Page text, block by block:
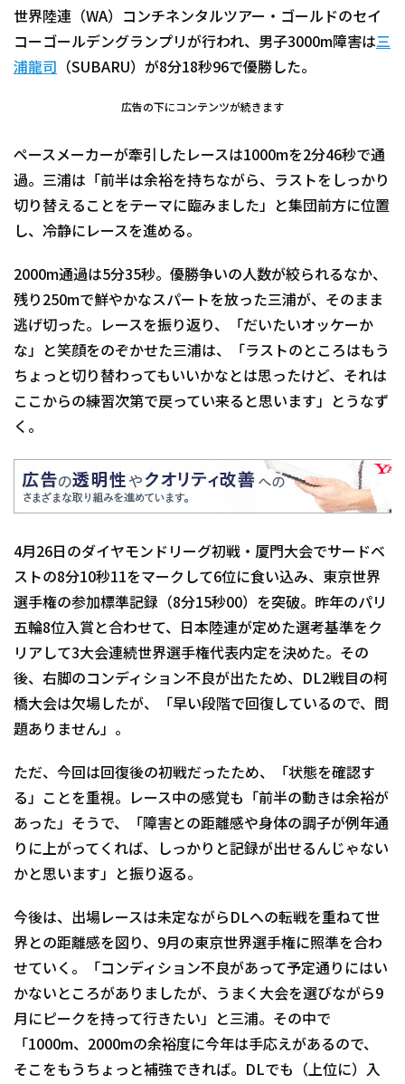
世界陸連（WA）コンチネンタルツアー・ゴールドのセイ
コーゴールデングランプリが行われ、男子3000m障害は三
浦龍司
（SUBARU）が8分18秒96で優勝した。
広告の下にコンテンツが続きます
ペースメーカーが牽引したレースは1000mを2分46秒で通
過。三浦は「前半は余裕を持ちながら、ラストをしっかり
切り替えることをテーマに臨みました」と集団前方に位置
し、冷静にレースを進める。
2000m通過は5分35秒。優勝争いの人数が絞られるなか、
残り250mで鮮やかなスパートを放った三浦が、そのまま
逃げ切った。レースを振り返り、「だいたいオッケーか
な」と笑顔をのぞかせた三浦は、「ラストのところはもう
ちょっと切り替わってもいいかなとは思ったけど、それは
ここからの練習次第で戻ってい来ると思います」とうなず
く。
4月26日のダイヤモンドリーグ初戦・厦門大会でサードベ
ストの8分10秒11をマークして6位に食い込み、東京世界
選手権の参加標準記録（8分15秒00）を突破。昨年のパリ
五輪8位入賞と合わせて、日本陸連が定めた選考基準をク
リアして3大会連続世界選手権代表内定を決めた。その
後、右脚のコンディション不良が出たため、DL2戦目の柯
橋大会は欠場したが、「早い段階で回復しているので、問
題ありません」。
ただ、今回は回復後の初戦だったため、「状態を確認す
る」ことを重視。レース中の感覚も「前半の動きは余裕が
あった」そうで、「障害との距離感や身体の調子が例年通
りに上がってくれば、しっかりと記録が出せるんじゃない
かと思います」と振り返る。
今後は、出場レースは未定ながらDLへの転戦を重ねて世
界との距離感を図り、9月の東京世界選手権に照準を合わ
せていく。「コンディション不良があって予定通りにはい
かないところがありましたが、うまく大会を選びながら9
月にピークを持って行きたい」と三浦。その中で
「1000m、2000mの余裕度に今年は手応えがあるので、
そこをもうちょっと補強できれば。DLでも（上位に）入